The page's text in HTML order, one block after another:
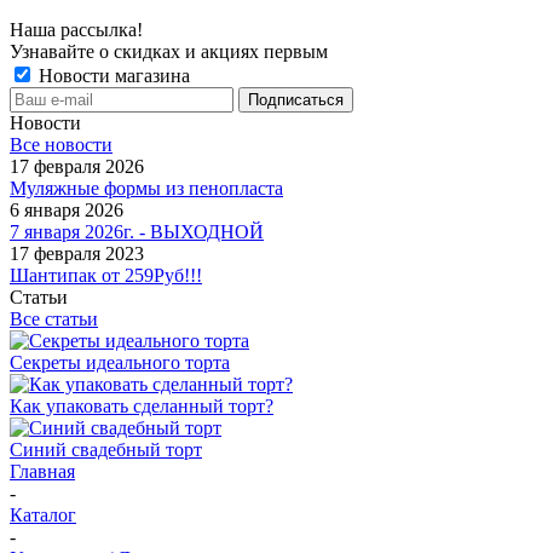
Наша рассылка!
Узнавайте о скидках и акциях первым
Новости магазина
Новости
Все новости
17 февраля 2026
Муляжные формы из пенопласта
6 января 2026
7 января 2026г. - ВЫХОДНОЙ
17 февраля 2023
Шантипак от 259Руб!!!
Статьи
Все статьи
Секреты идеального торта
Как упаковать сделанный торт?
Синий свадебный торт
Главная
-
Каталог
-